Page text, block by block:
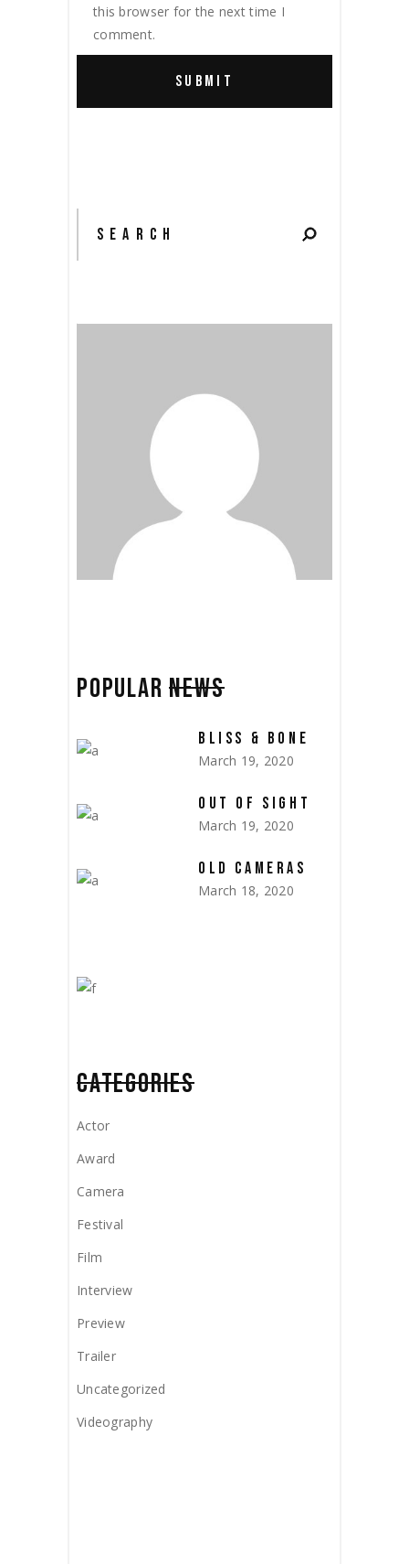
this browser for the next time I
comment.
POPULARNEWS
BLISS & BONE
March 19, 2020
OUT OF SIGHT
March 19, 2020
OLD CAMERAS
March 18, 2020
CATEGORIES
Actor
Award
Camera
Festival
Film
Interview
Preview
Trailer
Uncategorized
Videography